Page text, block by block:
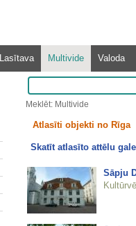
Lasītava Multivide Valoda
Meklēt: Multivide
Atlasīti objekti no Rīga
Skatīt atlasīto attēlu
Sāpju